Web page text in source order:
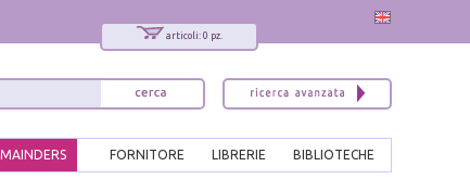
articoli: 0 pz.
BIBLIOTECHE
LIBRERIE
FORNITORE